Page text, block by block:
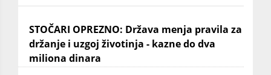
STOČARI OPREZNO: Država menja pravila za
držanje i uzgoj životinja - kazne do dva
miliona dinara